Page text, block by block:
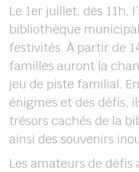
Le 1er juillet, dès 11h,
bibliothèque
festivités. À partir de
familles auront la
jeu de piste familial.
énigmes et des défis,
trésors cachés de la
ainsi des souvenirs
Les amateurs de